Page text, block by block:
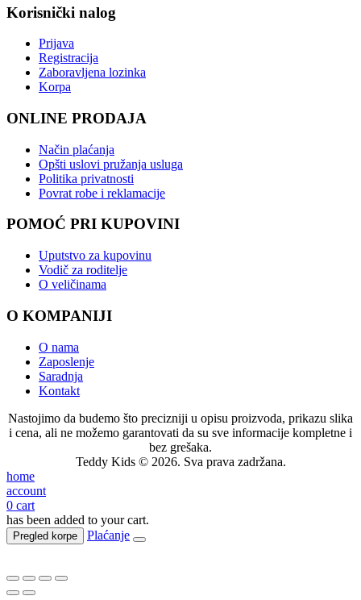
Korisnički nalog
Prijava
Registracija
Zaboravljena lozinka
Korpa
ONLINE PRODAJA
Način plaćanja
Opšti uslovi pružanja usluga
Politika privatnosti
Povrat robe i reklamacije
POMOĆ PRI KUPOVINI
Uputstvo za kupovinu
Vodič za roditelje
O veličinama
O KOMPANIJI
O nama
Zaposlenje
Saradnja
Kontakt
Nastojimo da budemo što precizniji u opisu proizvoda, prikazu slika
i cena, ali ne možemo garantovati da su sve informacije kompletne i
bez grešaka.
Teddy Kids © 2026. Sva prava zadržana.
home
account
0 cart
has been added to your cart.
Pregled korpe Plaćanje